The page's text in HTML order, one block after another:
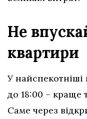
Не
квартири
У
до 18:00 – краще
Саме через